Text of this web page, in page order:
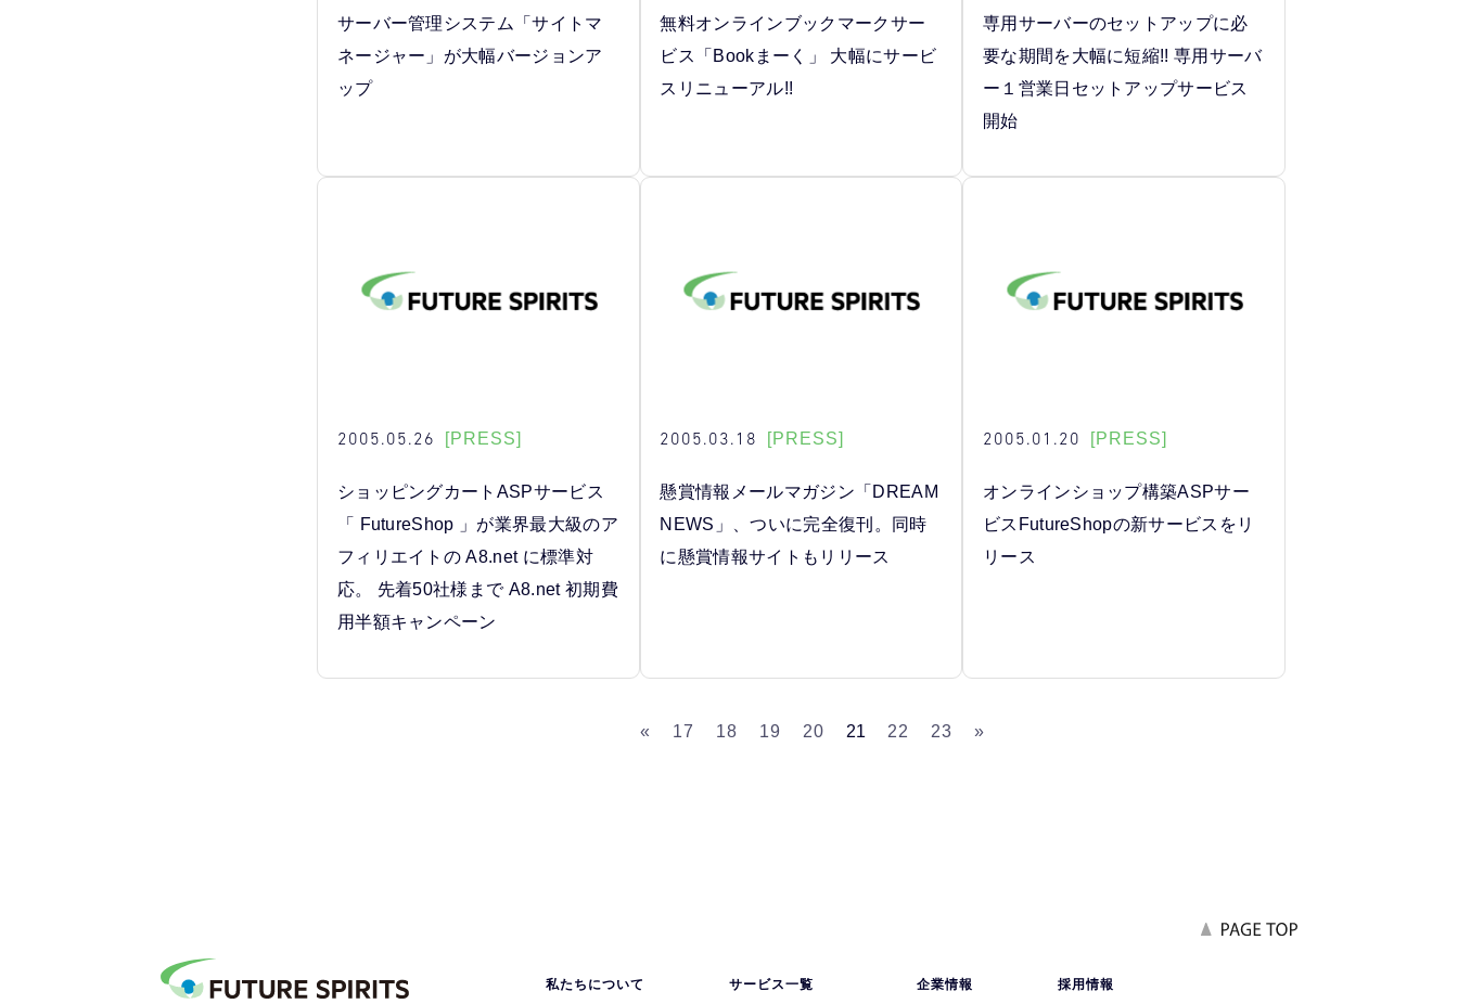
サーバー管理システム「サイトマ
ネージャー」が大幅バージョンア
ップ
無料オンラインブックマークサー
ビス「Bookまーく」 大幅にサービ
スリニューアル!!
専用サーバーのセットアップに必
要な期間を大幅に短縮!! 専用サーバ
ー１営業日セットアップサービス
開始
2005.05.26 [PRESS]
ショッピングカートASPサービス
「 FutureShop 」が業界最大級のア
フィリエイトの A8.net に標準対
応。 先着50社様まで A8.net 初期費
用半額キャンペーン
2005.03.18 [PRESS]
懸賞情報メールマガジン「DREAM
NEWS」、ついに完全復刊。同時
に懸賞情報サイトもリリース
2005.01.20 [PRESS]
オンラインショップ構築ASPサー
ビスFutureShopの新サービスをリ
リース
« 17 18 19 20 21 22 23 »
私たちについて サービス一覧 企業情報 採用情報